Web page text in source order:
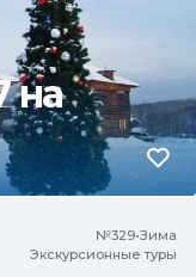
на
№329•Зима
Экскурсионные туры